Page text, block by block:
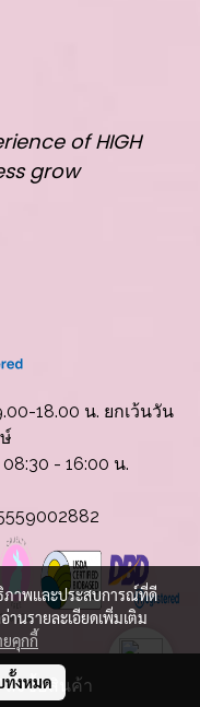
สั่งซื้อสินค้า
of HIGH
grow
18.00 น. ยกเว้นวัน
- 16:00 น.
Reserved.
ภาพและประสบการณ์ที่ดี
านรายละเอียดเพิ่มเติม
คุกกี้
ทั้งหมด